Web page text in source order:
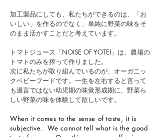
加工製品にしても、私たちができるのは、「お
いしい」を作るのでなく、単純に野菜の味をそ
のまま活かすことだと考えています。
トマトジュース「NOISE OF YOTEI」は、農場の
トマトのみを搾って作りました。
次に私たちが取り組んでいるのが、オーガニッ
クベビーフードです。一生を左右すると言って
も過言ではない幼児期の味覚形成期に、野菜ら
しい野菜の味を体験して欲しいです。
When it comes to the sense of taste, it is
subjective. We cannot tell what is the good